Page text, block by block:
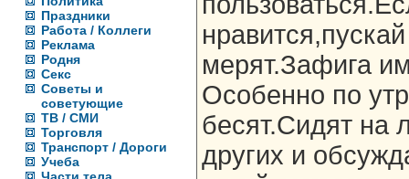
Праздники
Работа / Коллеги
Реклама
Родня
Секс
Советы и
советующие
ТВ / СМИ
Торговля
Транспорт / Дороги
Учеба
мерят.Зафига
Особенно по
бесят.Сидят на
других и